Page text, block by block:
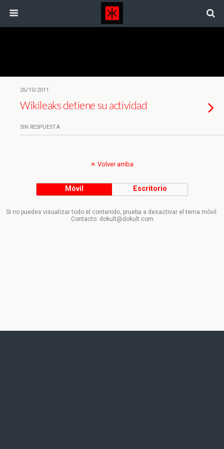
26/10/2011
Wikileaks detiene su actividad
SIN RESPUESTA
Volver arriba
Móvil Escritorio
Si no puedes visualizar todo el contenido, prueba a desactivar el tema móvil.
Contacto: dokult@dokult.com